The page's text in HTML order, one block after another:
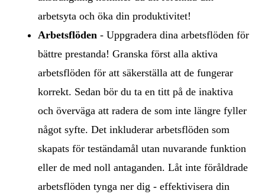
arbetsyta och öka din produktivitet!
Arbetsflöden - Uppgradera dina arbetsflöden för
bättre prestanda! Granska först alla aktiva
arbetsflöden för att säkerställa att de fungerar
korrekt. Sedan bör du ta en titt på de inaktiva
och överväga att radera de som inte längre fyller
något syfte. Det inkluderar arbetsflöden som
skapats för teständamål utan nuvarande funktion
eller de med noll antaganden. Låt inte föråldrade
arbetsflöden tynga ner dig - effektivisera din